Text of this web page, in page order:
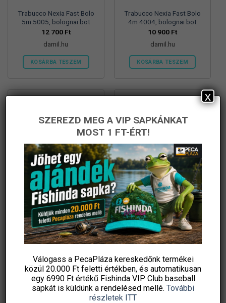
Trabucco Nexia Fast Bolo
5m 5005, bolognai bot
12 700 Ft
damil.hu
KOSÁRBA TESZEM
Trabucco Nexia Fast Bolo
4m 4004, bolognai bot
10 900 Ft
damil.hu
KOSÁRBA TESZEM
Jaxon amazuma bolo xv rod
5,00m 5-25g 5 részes
bolognai bot
35 930Ft
Sneci.hu
KOSÁRBA TESZEM
Ingyenes szállítás
Jaxon amazuma bolo xv rod
6,00m 5-25g 6 részes
bolognai bot
39 060Ft
Sneci.hu
KOSÁRBA TESZEM
Ingyenes szállítás
SZEREZD MEG A VIP SAPKÁNKAT
MOST 1 FT-ÉRT!
Válogass a PecaPláza kereskedőnk termékei
közül 20.000 Ft feletti értékben, és automatikusan
egy 6990 Ft értékű Fishinda VIP Club baseball
sapkát is küldünk a rendelésed mellé. További
részletek ITT
x